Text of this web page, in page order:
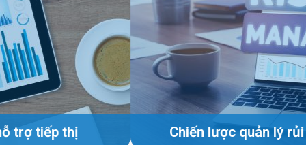
công cụ hỗ trợ tiếp thị Chiến